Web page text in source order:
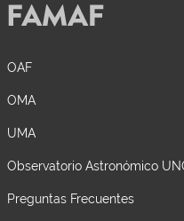
OAF
OMA
UMA
Observatorio Astronómico
Preguntas Frecuentes